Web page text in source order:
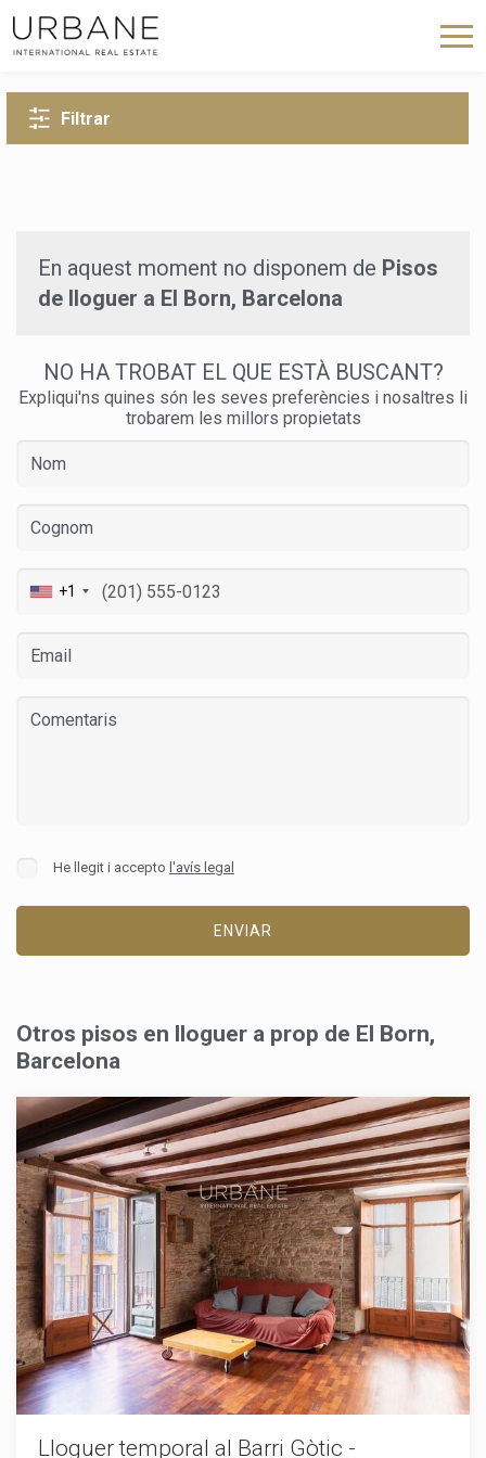
Filtrar
En aquest moment no disponem de Pisos
de lloguer a El Born, Barcelona
NO HA TROBAT EL QUE ESTÀ BUSCANT?
Expliqui'ns quines són les seves preferències i nosaltres li
trobarem les millors propietats
+1
He llegit i accepto l'avís legal
ENVIAR
Otros pisos en lloguer a prop de El Born,
Barcelona
Lloguer temporal al Barri Gòtic -